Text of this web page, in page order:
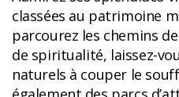
classées au patrimoine
parcourez les chemins
de spiritualité, laissez-
naturels à couper le